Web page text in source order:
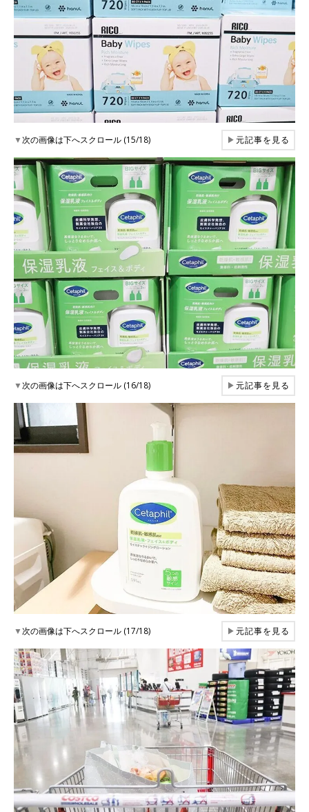
▼次の画像は下へスクロール (15/18) ▶元記事を見る
▼次の画像は下へスクロール (16/18) ▶元記事を見る
▼次の画像は下へスクロール (17/18) ▶元記事を見る